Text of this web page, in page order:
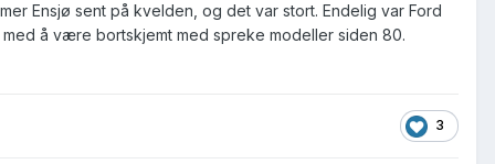
Ensjø sent på kvelden, og det var stort. Endelig var Ford
å være bortskjemt med spreke modeller siden 80.
3